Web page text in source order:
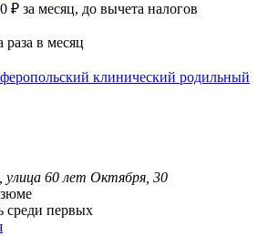
₽ за месяц, до вычета налогов
в месяц
клинический родильный
улица 60 лет Октября, 30
среди первых